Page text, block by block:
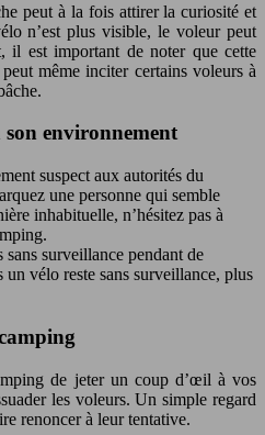
peut à la fois attirer la curiosité et
n’est plus visible, le voleur peut
il est important de noter que cette
même inciter certains voleurs à
environnement
suspect aux autorités du
une personne qui semble
inhabituelle, n’hésitez pas à
surveillance pendant de
vélo reste sans surveillance, plus
de jeter un coup d’œil à vos
les voleurs. Un simple regard
renoncer à leur tentative.